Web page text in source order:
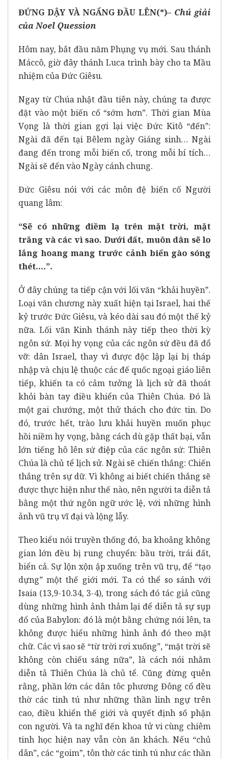
ĐỨNG DẬY VÀ NGẨNG ĐẦU LÊN(*)– Chú giải
của Noel Quession
Hôm nay, bắt đầu năm Phụng vụ mới. Sau thánh
Máccô, giờ đây thánh Luca trình bày cho ta Mầu
nhiệm của Đức Giêsu.
Ngay từ Chúa nhật đầu tiên này, chúng ta được
đặt vào một biến cố “sớm hơn”. Thời gian Mùa
Vọng là thời gian gợi lại việc Đức Kitô “đến”:
Ngài đã đến tại Bêlem ngày Giáng sinh… Ngài
đang đến trong mỗi biến cố, trong mỗi bí tích…
Ngài sẽ đến vào Ngày cánh chung.
Đức Giêsu nói với các môn đệ biến cố Người
quang lâm:
“Sẽ có những điềm lạ trên mặt trời, mặt
trăng và các vì sao. Dưới đất, muôn dân sẽ lo
lắng hoang mang trước cảnh biển gào sóng
thét….”.
Ở đây chúng ta tiếp cận với lối văn “khải huyền”.
Loại văn chương này xuất hiện tại Israel, hai thế
kỷ trước Đức Giêsu, và kéo dài sau đó một thế kỷ
nữa. Lối văn Kinh thánh này tiếp theo thời kỳ
ngôn sứ. Mọi hy vọng của các ngôn sứ đều đã đổ
vỡ: dân Israel, thay vì được độc lập lại bị tháp
nhập và chịu lệ thuộc các đế quốc ngoại giáo liên
tiếp, khiến ta có cảm tưởng là lịch sử đã thoát
khỏi bàn tay điều khiển của Thiên Chúa. Đó là
một gai chướng, một thử thách cho đức tin. Do
đó, trước hết, trào lưu khải huyền muốn phục
hồi niềm hy vọng, bằng cách dù gặp thất bại, vẫn
lớn tiếng hô lên sứ điệp của các ngôn sứ: Thiên
Chúa là chủ tể lịch sử. Ngài sẽ chiến thắng: Chiến
thắng trên sự dữ. Vì không ai biết chiến thắng sẽ
được thực hiện như thế nào, nên người ta diễn tả
bằng một thứ ngôn ngữ ước lệ, với những hình
ảnh vũ trụ vĩ đại và lộng lẫy.
Theo kiểu nói truyền thống đó, ba khoảng không
gian lớn đều bị rung chuyển: bầu trời, trái đất,
biển cả. Sự lộn xộn ập xuống trên vũ trụ, để “tạo
dựng” một thế giới mới. Ta có thể so sánh với
Isaia (13,9-10.34, 3-4), trong sách đó tác giả cũng
dùng những hình ảnh thảm lại để diễn tả sự sụp
đổ của Babylon: đó là một bằng chứng nói lên, ta
không được hiểu những hình ảnh đó theo mặt
chữ. Các vì sao sẽ “từ trời rơi xuống”, “mặt trời sẽ
không còn chiếu sáng nữa”, là cách nói nhằm
diễn tả Thiên Chúa là chủ tể. Cũng đừng quên
rằng, phần lớn các dân tôc phương Đông cổ đều
thờ các tinh tú như những thần linh ngự trên
cao, điều khiển thế giới và quyết định số phận
con người. Và ta nghĩ đến khoa tử vi cùng chiêm
tinh học hiện nay vẫn còn ăn khách. Nếu “chủ
dân”, các “goim”, tôn thờ các tinh tú như các thần